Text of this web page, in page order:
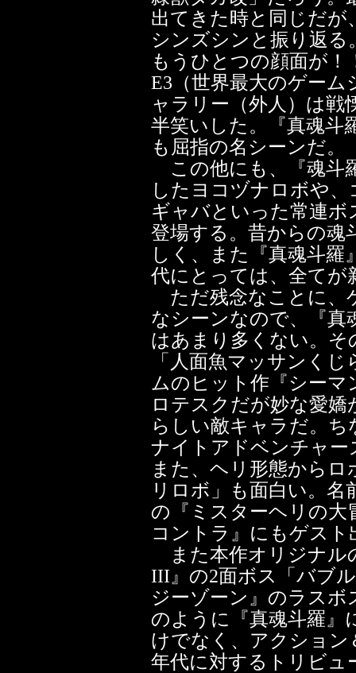
出てきた時と同じだが
シンズシンと振り返
もうひとつの顔面が
E3（世界最大のゲー
ャラリー（外人）は戦
半笑いした。『真魂斗
も屈指の名シーンだ。
この他にも、『魂斗
したヨコヅナロボや
ギャバといった常連
登場する。昔からの魂
しく、また『真魂斗羅
代にとっては、全てが
ただ残念なことに、
なシーンなので、『真
はあまり多くない。そ
「人面魚マッサンく
ムのヒット作『シー
ロテスクだが妙な愛
らしい敵キャラだ。
ナイトアドベンチャー
また、ヘリ形態から
リロボ」も面白い。
の『ミスターヘリの大
コントラ』にもゲスト
また本作オリジナル
III』の2面ボス「バブ
ジーゾーン』のラス
のように『真魂斗羅』
けでなく、アクション
年代に対するトリビュ